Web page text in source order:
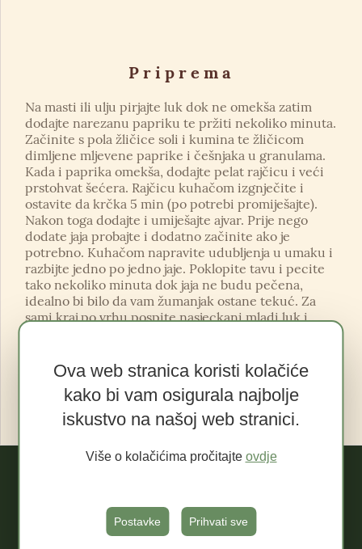
Ova web stranica koristi kolačiće
kako bi vam osigurala najbolje
iskustvo na našoj web stranici.
Više o kolačićima pročitajte ovdje
Postavke Prihvati sve
Priprema
Na masti ili ulju pirjajte luk dok ne omekša zatim
dodajte narezanu papriku te pržiti nekoliko minuta.
Začinite s pola žličice soli i kumina te žličicom
dimljene mljevene paprike i češnjaka u granulama.
Kada i paprika omekša, dodajte pelat rajčicu i veći
prstohvat šećera. Rajčicu kuhačom izgnječite i
ostavite da krčka 5 min (po potrebi promiješajte).
Nakon toga dodajte i umiješajte ajvar. Prije nego
dodate jaja probajte i dodatno začinite ako je
potrebno. Kuhačom napravite udubljenja u umaku i
razbijte jedno po jedno jaje. Poklopite tavu i pecite
tako nekoliko minuta dok jaja ne budu pečena,
idealno bi bilo da vam žumanjak ostane tekuć. Za
sami kraj po vrhu pospite nasjeckani mladi luk i
< >